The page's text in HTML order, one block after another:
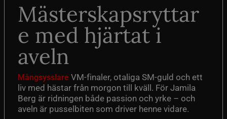
Mästerskapsryttar
e med hjärtat i
aveln
Mångsysslare VM-finaler, otaliga SM-guld och ett
liv med hästar från morgon till kväll. För Jamila
Berg är ridningen både passion och yrke – och
aveln är pusselbiten som driver henne vidare.